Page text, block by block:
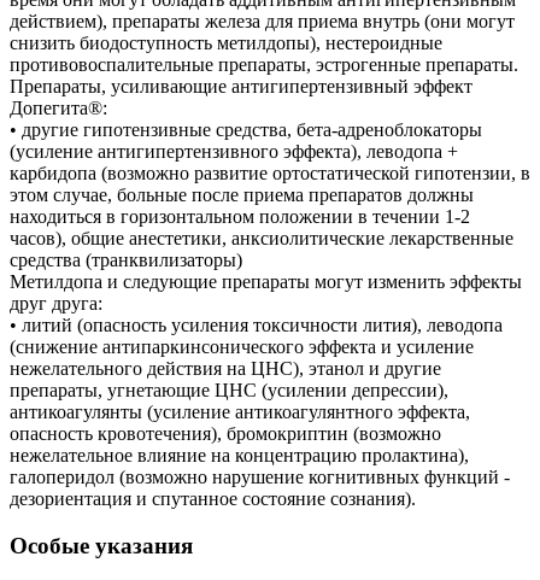
действием), препараты железа для приема внутрь (они могут
снизить биодоступность метилдопы), нестероидные
противовоспалительные препараты, эстрогенные препараты.
Препараты, усиливающие антигипертензивный эффект
Допегита®:
• другие гипотензивные средства, бета-адреноблокаторы
(усиление антигипертензивного эффекта), леводопа +
карбидопа (возможно развитие ортостатической гипотензии, в
этом случае, больные после приема препаратов должны
находиться в горизонтальном положении в течении 1-2
часов), общие анестетики, анксиолитические лекарственные
средства (транквилизаторы)
Метилдопа и следующие препараты могут изменить эффекты
друг друга:
• литий (опасность усиления токсичности лития), леводопа
(снижение антипаркинсонического эффекта и усиление
нежелательного действия на ЦНС), этанол и другие
препараты, угнетающие ЦНС (усилении депрессии),
антикоагулянты (усиление антикоагулянтного эффекта,
опасность кровотечения), бромокриптин (возможно
нежелательное влияние на концентрацию пролактина),
галоперидол (возможно нарушение когнитивных функций -
дезориентация и спутанное состояние сознания).
Особые указания